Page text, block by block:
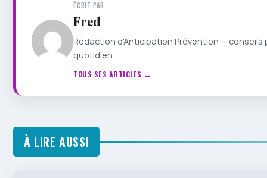
ÉCRIT PAR
Fred
Rédaction d'Anticipation Prévention —
quotidien.
TOUS SES ARTICLES →
À LIRE AUSSI